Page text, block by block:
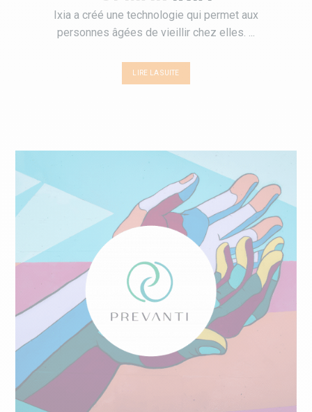
Ixia a créé une technologie qui permet aux
personnes âgées de vieillir chez elles. ...
LIRE LA SUITE